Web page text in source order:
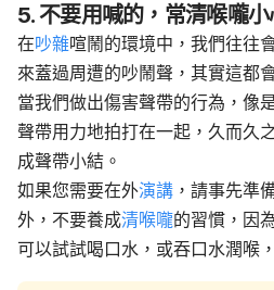
5. 不要用喊的，常清喉嚨
在吵雜喧鬧的環境中，我們往往
來蓋過周遭的吵鬧聲，其實這都
當我們做出傷害聲帶的行為，像
聲帶用力地拍打在一起，久而久
成聲帶小結。
如果您需要在外演講 ，請事先準
外，不要養成清喉嚨的習慣，因
可以試試喝口水，或吞口水潤喉